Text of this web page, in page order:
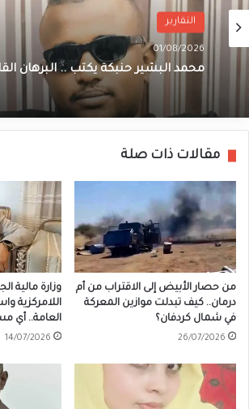
التقارير
01/08/2026
محمد البشير حنبكة يكتب .. البرهان
مقالات ذات صلة
من حصار الأبيض إلى الاقتراب من أم
درمان.. كيف تبدلت موازين المعركة
في شمال كردفان؟
26/07/2026
وزارة مالية
اللامركزية
العامة.. أي
14/07/2026